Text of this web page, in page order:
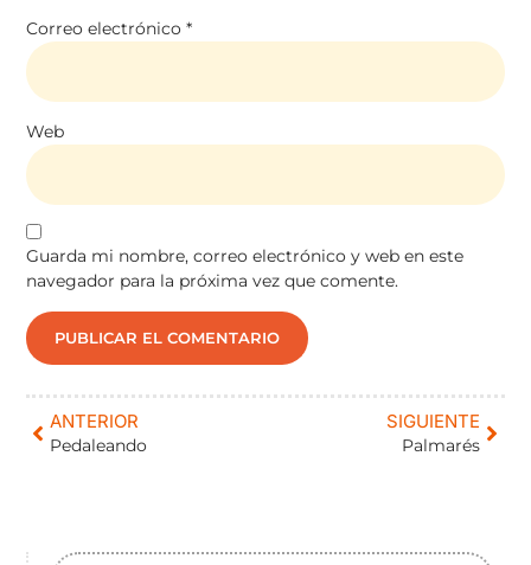
Correo electrónico*
Web
Guarda mi nombre, correo electrónico y web en este
navegador para la próxima vez que comente.
ANTERIOR
Pedaleando
SIGUIENTE
Palmarés